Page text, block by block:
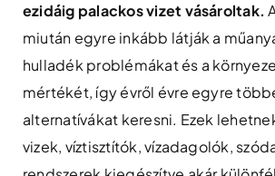
ezidáig palackos vizet vásároltak.
miután egyre inkább látják a
hulladék problémákat és a
mértékét, így évről évre egyre
alternatívákat keresni. Ezek
vizek, víztisztítók, vízadagolók,